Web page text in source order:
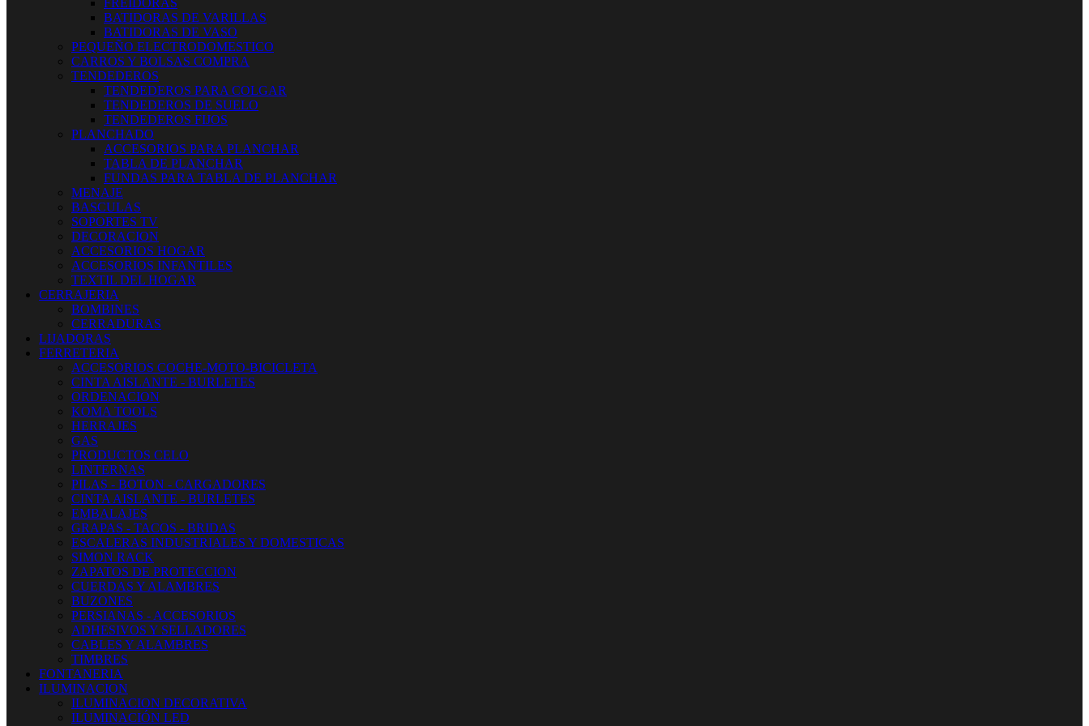
FREIDORAS
BATIDORAS DE VARILLAS
BATIDORAS DE VASO
PEQUEÑO ELECTRODOMESTICO
CARROS Y BOLSAS COMPRA
TENDEDEROS
TENDEDEROS PARA COLGAR
TENDEDEROS DE SUELO
TENDEDEROS FIJOS
PLANCHADO
ACCESORIOS PARA PLANCHAR
TABLA DE PLANCHAR
FUNDAS PARA TABLA DE PLANCHAR
MENAJE
BASCULAS
SOPORTES TV
DECORACION
ACCESORIOS HOGAR
ACCESORIOS INFANTILES
TEXTIL DEL HOGAR
CERRAJERIA
BOMBINES
CERRADURAS
LIJADORAS
FERRETERIA
ACCESORIOS COCHE-MOTO-BICICLETA
CINTA AISLANTE - BURLETES
ORDENACION
KOMA TOOLS
HERRAJES
GAS
PRODUCTOS CELO
LINTERNAS
PILAS - BOTON - CARGADORES
CINTA AISLANTE - BURLETES
EMBALAJES
GRAPAS - TACOS - BRIDAS
ESCALERAS INDUSTRIALES Y DOMESTICAS
SIMON RACK
ZAPATOS DE PROTECCION
CUERDAS Y ALAMBRES
BUZONES
PERSIANAS - ACCESORIOS
ADHESIVOS Y SELLADORES
CABLES Y ALAMBRES
TIMBRES
FONTANERIA
ILUMINACION
ILUMINACION DECORATIVA
ILUMINACIÓN LED